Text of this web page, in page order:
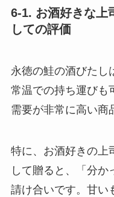
6-1. お酒好きな上
しての評価
永徳の鮭の酒びたし
常温での持ち運びも
需要が非常に高い商
特に、お酒好きの上
して贈ると、「分か
請け合いです。甘い